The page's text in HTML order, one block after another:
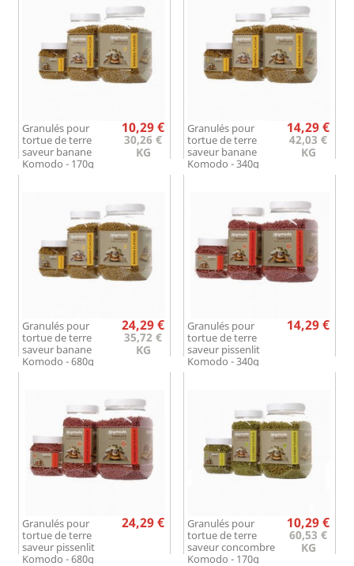
Granulés pour
tortue de terre
saveur banane
Komodo - 170g
Prix
10,29 €
30,26 €
KG
Granulés pour
tortue de terre
saveur banane
Komodo - 340g
Prix
14,29 €
42,03 €
KG
Granulés pour
tortue de terre
saveur banane
Komodo - 680g
Prix
24,29 €
35,72 €
KG
Granulés pour
tortue de terre
saveur pissenlit
Komodo - 340g
Prix
14,29 €
Granulés pour
tortue de terre
saveur pissenlit
Komodo - 680g
Prix
24,29 €
Granulés pour
tortue de terre
saveur concombre
Komodo - 170g
Prix
10,29 €
60,53 €
KG